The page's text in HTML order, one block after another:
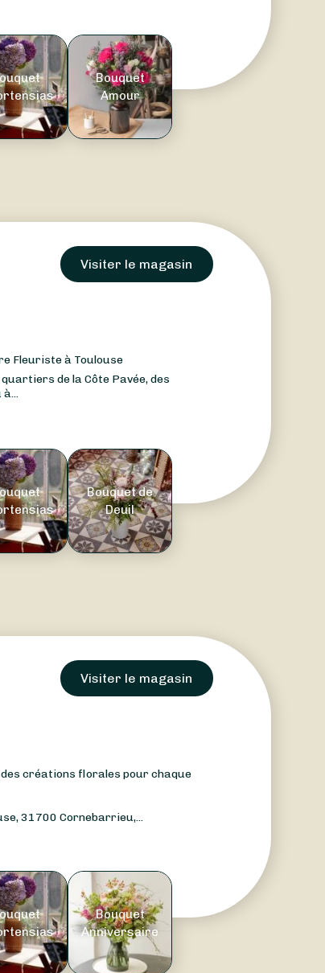
Bouquet
Amour
Visiter le magasin
Fleuriste à Toulouse
de la Côte Pavée, des
à...
Bouquet de
Deuil
Visiter le magasin
créations florales pour chaque
31700 Cornebarrieu,...
Bouquet
Anniversaire